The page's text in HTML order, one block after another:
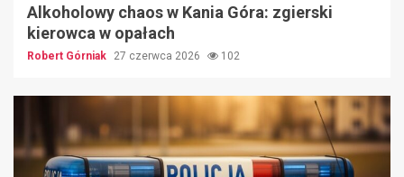
Alkoholowy chaos w Kania Góra: zgierski
kierowca w opałach
Robert Górniak 27 czerwca 2026 102